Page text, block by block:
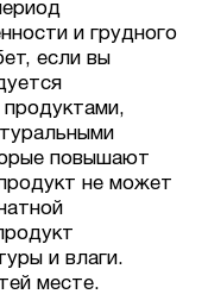
и грудного
если вы
повышают
не может
и влаги.
месте.